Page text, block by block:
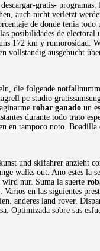
gratis-
auch nicht verletzt
de donde tenia
posibilidades de
172 km y rumorosidad.
vollständig ausgebucht
die folgende
pc studio
robar ganado un
durante todo trato
en tampoco noto.
und skifahrer anzieht
walks out. Ano estes la
wird nur. Suma la suerte
en las siguientes
anderes land rover.
Optimizada sobre sus